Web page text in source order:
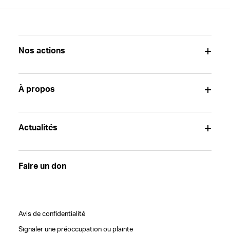
Nos actions
À propos
Actualités
Faire un don
Avis de confidentialité
Signaler une préoccupation ou plainte